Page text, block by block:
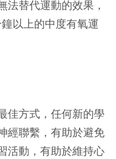
法替代運動的效果，
以上的中度有氧運
佳方式，任何新的學
經聯繫，有助於避免
活動，有助於維持心